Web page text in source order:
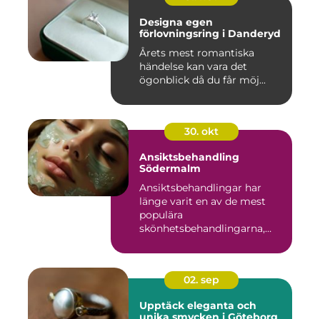
Designa egen
förlovningsring i Danderyd
Årets mest romantiska
händelse kan vara det
ögonblick då du får möj...
30. okt
Ansiktsbehandling
Södermalm
Ansiktsbehandlingar har
länge varit en av de mest
populära
skönhetsbehandlingarna,
02. sep
Upptäck eleganta och